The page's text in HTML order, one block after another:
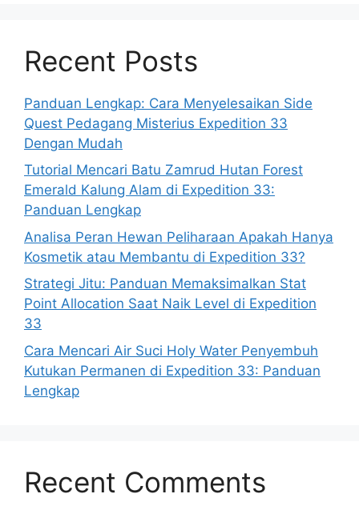
Recent Posts
Panduan Lengkap: Cara Menyelesaikan Side
Quest Pedagang Misterius Expedition 33
Dengan Mudah
Tutorial Mencari Batu Zamrud Hutan Forest
Emerald Kalung Alam di Expedition 33:
Panduan Lengkap
Analisa Peran Hewan Peliharaan Apakah Hanya
Kosmetik atau Membantu di Expedition 33?
Strategi Jitu: Panduan Memaksimalkan Stat
Point Allocation Saat Naik Level di Expedition
33
Cara Mencari Air Suci Holy Water Penyembuh
Kutukan Permanen di Expedition 33: Panduan
Lengkap
Recent Comments